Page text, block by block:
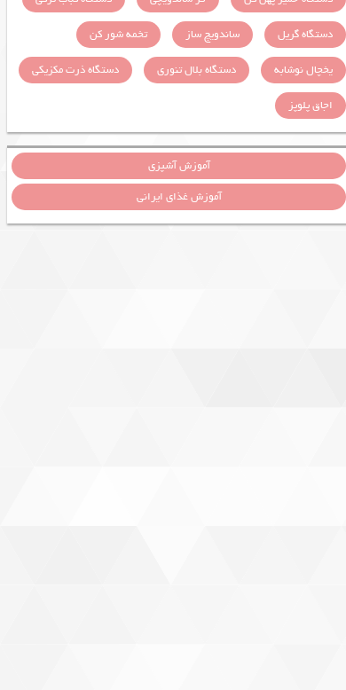
دستگاه گریل
ساندویچ ساز
تخمه شور کن
یخچال نوشابه
دستگاه بلال تنوری
دستگاه ذرت مکزیکی
اجاق پلوپز
آموزش آشپزی
آموزش غذای ایرانی